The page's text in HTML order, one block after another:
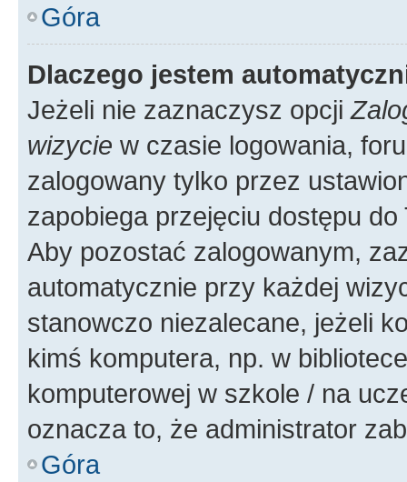
Góra
Dlaczego jestem
Jeżeli nie zaznaczysz opcji
wizycie w czasie logowania,
zalogowany tylko przez
zapobiega przejęciu dostępu
Aby pozostać zalogowanym,
automatycznie przy każdej
stanowczo niezalecane, jeżeli
kimś komputera, np. w
komputerowej w szkole / na
oznacza to, że administrator
Góra